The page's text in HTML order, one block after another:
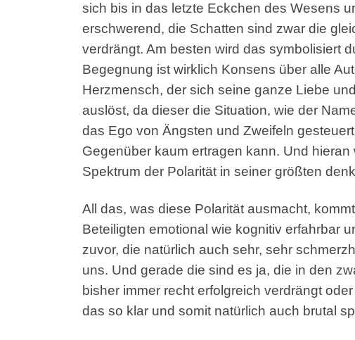
sich bis in das letzte Eckchen des Wesens
erschwerend, die Schatten sind zwar die
verdrängt. Am besten wird das symbolisiert
Begegnung ist wirklich Konsens über alle
Herzmensch, der sich seine ganze Liebe
auslöst, da dieser die Situation, wie der
das Ego von Ängsten und Zweifeln
Gegenüber kaum ertragen kann. Und
Spektrum der Polarität in seiner größten
All das, was diese Polarität ausmacht,
Beteiligten emotional wie kognitiv erfahrbar
zuvor, die natürlich auch sehr, sehr
uns. Und gerade die sind es ja, die in den
bisher immer recht erfolgreich verdrängt
das so klar und somit natürlich auch brutal